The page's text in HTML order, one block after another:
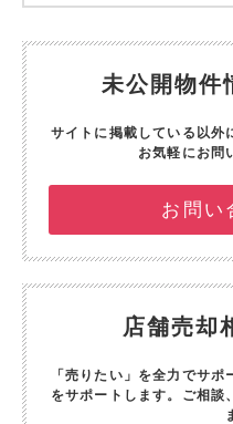
未公開物件
サイトに掲載している以外
お気軽にお問
お問い
店舗売却
「売りたい」を全力でサポ
をサポートします。 ご相談